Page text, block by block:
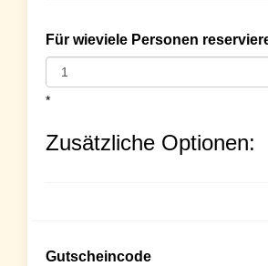
Für wieviele Personen
*
Zusätzliche Optionen:
Gutscheincode